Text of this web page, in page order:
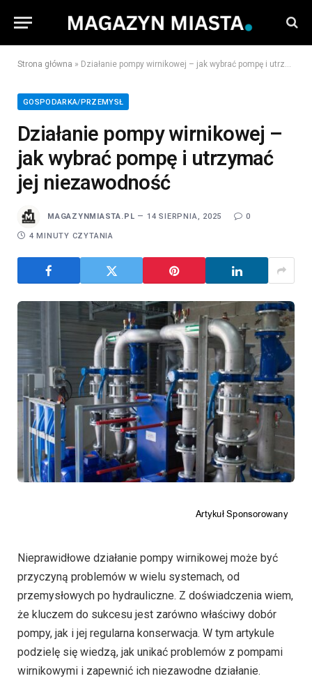
Strona główna » Działanie pompy wirnikowej – jak wybrać pompę i utrzymać jej niezawodność
GOSPODARKA/PRZEMYSŁ
Działanie pompy wirnikowej –
jak wybrać pompę i utrzymać
jej niezawodność
MAGAZYNMIASTA.PL 14 SIERPNIA, 2025 0
4 MINUTY CZYTANIA
Nieprawidłowe działanie pompy wirnikowej może być
przyczyną problemów w wielu systemach, od
przemysłowych po hydrauliczne. Z doświadczenia wiem,
że kluczem do sukcesu jest zarówno właściwy dobór
pompy, jak i jej regularna konserwacja. W tym artykule
podzielę się wiedzą, jak unikać problemów z pompami
wirnikowymi i zapewnić ich niezawodne działanie.